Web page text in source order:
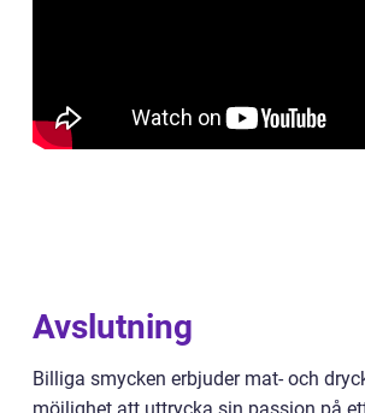
Avslutning
Billiga smycken erbjuder mat- och